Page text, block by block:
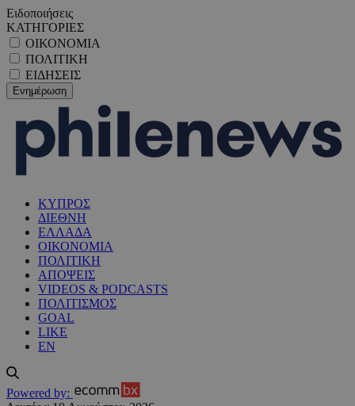
Ειδοποιήσεις
ΚΑΤΗΓΟΡΙΕΣ
ΟΙΚΟΝΟΜΙΑ
ΠΟΛΙΤΙΚΗ
ΕΙΔΗΣΕΙΣ
ΚΥΠΡΟΣ
ΔΙΕΘΝΗ
ΕΛΛΑΔΑ
ΟΙΚΟΝΟΜΙΑ
ΠΟΛΙΤΙΚΗ
ΑΠΟΨΕΙΣ
VIDEOS & PODCASTS
ΠΟΛΙΤΙΣΜΟΣ
GOAL
LIKE
EN
Powered by: